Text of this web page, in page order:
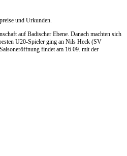
und Urkunden.
auf Badischer Ebene. Danach machten sich
U20-Spieler ging an Nils Heck (SV
findet am 16.09. mit der